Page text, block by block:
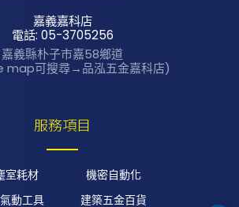
嘉義嘉科店
電話: 05-3705256
嘉義縣朴子市嘉58鄉道
map可搜尋→品泓五金嘉科店)
服務項目
室耗材 機密自動化
動工具 建築五金百貨